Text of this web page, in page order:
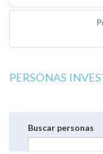
PERSONAS
Buscar personas